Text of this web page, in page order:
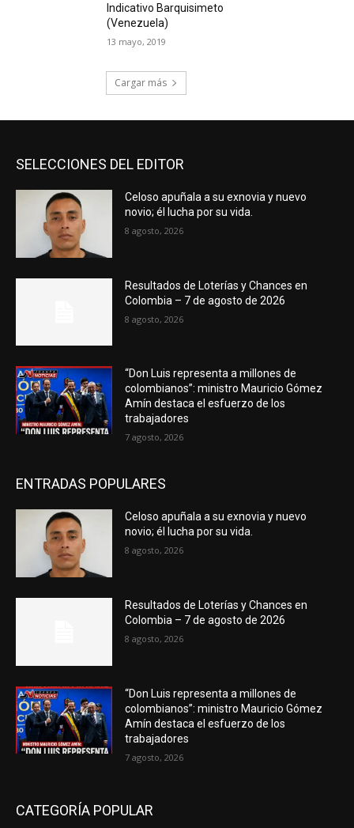
Indicativo Barquisimeto
(Venezuela)
13 mayo, 2019
Cargar más
SELECCIONES DEL EDITOR
Celoso apuñala a su exnovia y nuevo
novio; él lucha por su vida.
8 agosto, 2026
Resultados de Loterías y Chances en
Colombia – 7 de agosto de 2026
8 agosto, 2026
“Don Luis representa a millones de
colombianos”: ministro Mauricio Gómez
Amín destaca el esfuerzo de los
trabajadores
7 agosto, 2026
ENTRADAS POPULARES
Celoso apuñala a su exnovia y nuevo
novio; él lucha por su vida.
8 agosto, 2026
Resultados de Loterías y Chances en
Colombia – 7 de agosto de 2026
8 agosto, 2026
“Don Luis representa a millones de
colombianos”: ministro Mauricio Gómez
Amín destaca el esfuerzo de los
trabajadores
7 agosto, 2026
CATEGORÍA POPULAR